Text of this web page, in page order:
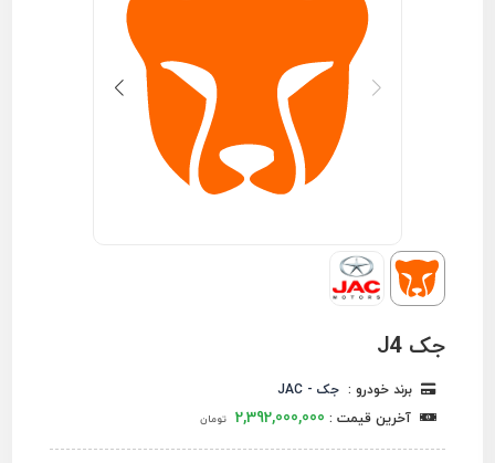
جک J4
برند خودرو : جک - JAC
آخرین قیمت : 2,392,000,000 تومان